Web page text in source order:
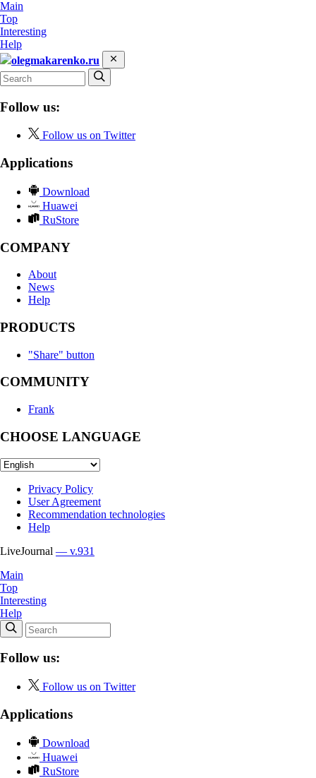
Main
Top
Interesting
Help
olegmakarenko.ru
Follow us:
Follow us on Twitter
Applications
Download
Huawei
RuStore
COMPANY
About
News
Help
PRODUCTS
"Share" button
COMMUNITY
Frank
CHOOSE LANGUAGE
Privacy Policy
User Agreement
Recommendation technologies
Help
LiveJournal — v.931
Main
Top
Interesting
Help
Follow us:
Follow us on Twitter
Applications
Download
Huawei
RuStore